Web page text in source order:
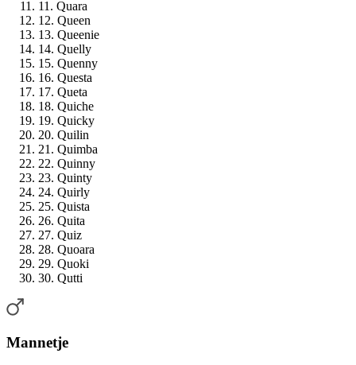
11. Quara
12. Queen
13. Queenie
14. Quelly
15. Quenny
16. Questa
17. Queta
18. Quiche
19. Quicky
20. Quilin
21. Quimba
22. Quinny
23. Quinty
24. Quirly
25. Quista
26. Quita
27. Quiz
28. Quoara
29. Quoki
30. Qutti
Mannetje